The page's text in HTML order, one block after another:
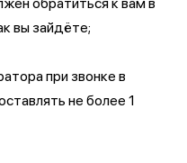
вы зайдёте;
при звонке в
не более 1